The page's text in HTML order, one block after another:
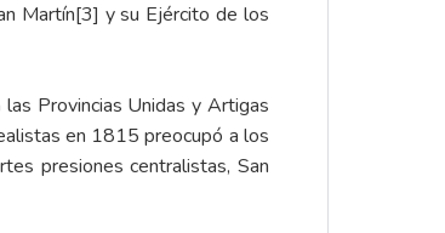
Martín[3] y su Ejército de los
Provincias Unidas y Artigas
en 1815 preocupó a los
presiones centralistas, San